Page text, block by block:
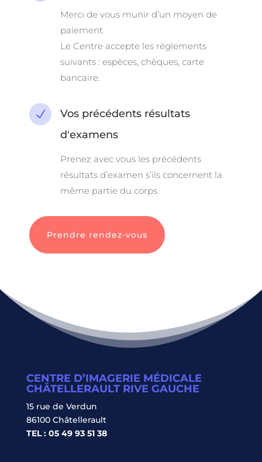
Merci de vous munir d’un moyen de
paiement.
Le Centre accepte les règlements
suivants : espèces, chèques, carte
bancaire.
N
Vos précédents résultats
d'examens
Prenez avec vous les précédents
résultats d’examen s’ils concernent la
même partie du corps
Prendre rendez-vous
CENTRE D’IMAGERIE MÉDICALE
CHÂTELLERAULT RIVE GAUCHE
15 rue de Verdun
86100 Châtellerault
TEL : 05 49 93 51 38